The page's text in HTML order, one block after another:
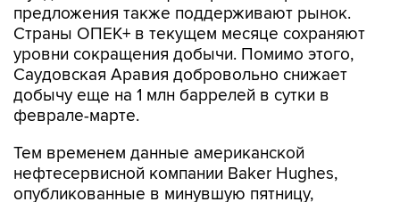
уровни сокращения добычи. Помимо этого,
Саудовская Аравия добровольно снижает
добычу еще на 1 млн баррелей в сутки в
феврале-марте.
Тем временем данные американской
опубликованные в минувшую пятницу,
показали рост числа действующих нефтяных